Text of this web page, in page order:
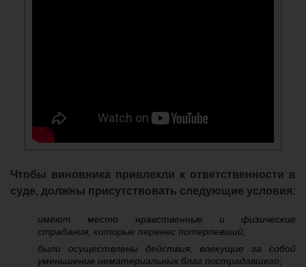
Чтобы виновника привлекли к ответственности в
суде, должны присутствовать следующие условия:
имеют место нравственные и физические
страдания, которые перенес потерпевший;
были осуществлены действия, влекущие за собой
уменьшение нематериальных благ пострадавшего;